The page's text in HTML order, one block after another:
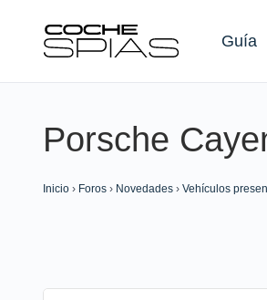
Guía
Buscar:
Porsche
Inicio › Foros › Novedades › Vehículos